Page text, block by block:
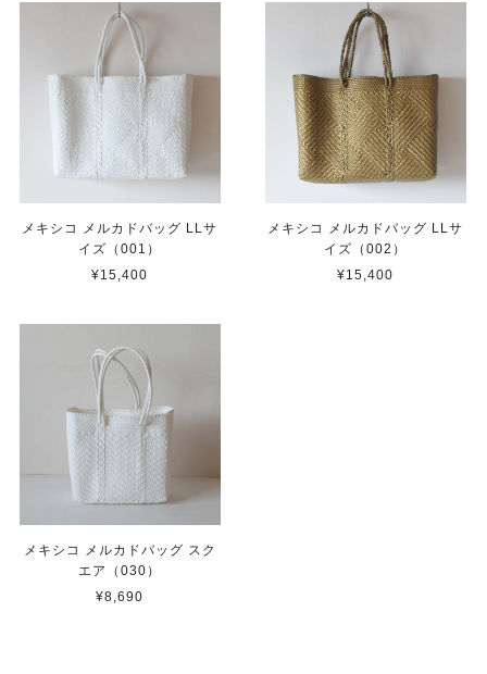
メキシコ メルカドバッグ LLサ
イズ（001）
¥15,400
メキシコ メルカドバッグ LLサ
イズ（002）
¥15,400
メキシコ メルカドバッグ スク
エア（030）
¥8,690